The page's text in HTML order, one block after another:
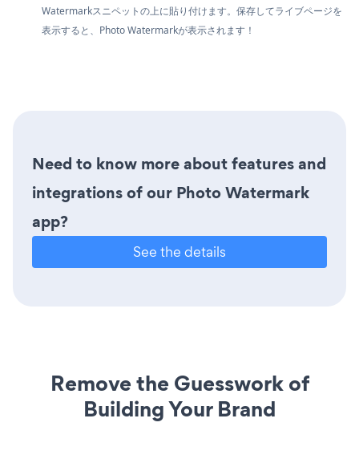
Watermarkスニペットの上に貼り付けます。保存してライブページを
表示すると、Photo Watermarkが表示されます！
Need to know more about features and
integrations of our Photo Watermark
app?
See the details
Remove the Guesswork of
Building Your Brand